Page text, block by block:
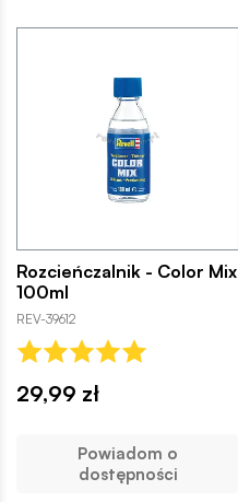
Rozcieńczalnik - Color Mix
100ml
REV-39612
29,99 zł
Powiadom o
dostępności